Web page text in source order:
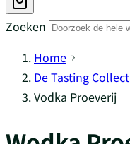
Zoeken
Home
De Tasting
Vodka Proeverij